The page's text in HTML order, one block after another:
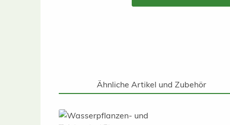
Ähnliche Artikel und Zubehör
Produktgalerie überspringen